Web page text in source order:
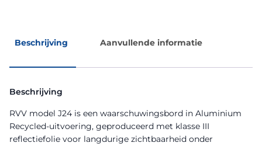
Beschrijving Aanvullende informatie
Beschrijving
RVV model J24 is een waarschuwingsbord in Aluminium
Recycled-uitvoering, geproduceerd met klasse III
reflectiefolie voor langdurige zichtbaarheid onder